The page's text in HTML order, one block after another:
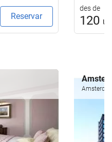
Reservar
des de
120